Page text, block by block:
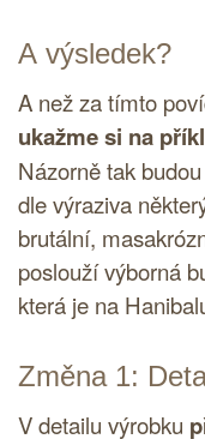
A výsledek?
A než za tímto
ukažme si na
Názorně tak
dle výraziva
brutální,
poslouží výborná
která je na
Změna 1:
V detailu výrobku